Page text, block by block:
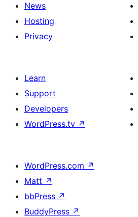
News
Hosting
Privacy
Learn
Support
Developers
WordPress.tv ↗
WordPress.com ↗
Matt ↗
bbPress ↗
BuddyPress ↗